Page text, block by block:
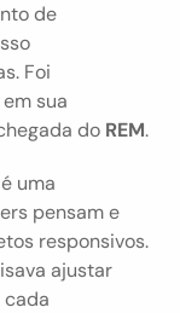
de
Foi
do REM.
uma
pensam e
responsivos.
ajustar
cada